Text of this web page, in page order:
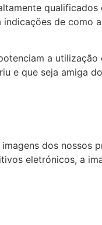
qualificados
de como
a
e que seja amiga
dos nossos
eletrónicos, a